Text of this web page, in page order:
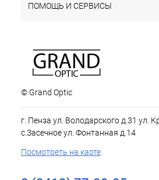
ПОМОЩЬ И СЕРВИСЫ
© Grand Optic
г. Пенза ул. Володарского д.31 ул.
с.Засечное ул. Фонтанная д.14
Посмотреть на карте